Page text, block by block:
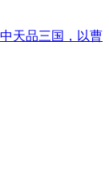
天品三国，以曹